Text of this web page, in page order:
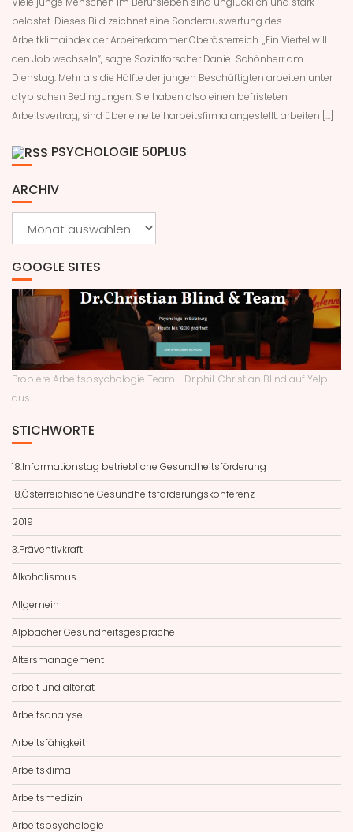
belastet. Dieses Bild zeichnet eine Sonderauswertung des
Arbeitklimaindex der Arbeiterkammer Oberösterreich. „Ein Viertel will
den Job wechseln“, sagte Sozialforscher Daniel Schönherr am
Dienstag. Mehr als die Hälfte der jungen Beschäftigten arbeiten unter
atypischen Bedingungen. Sie haben also einen befristeten
Arbeitsvertrag, sind über eine Leiharbeitsfirma angestellt, arbeiten […]
PSYCHOLOGIE 50PLUS
ARCHIV
GOOGLE SITES
Probiere Arbeitspsychologie Team - Dr.phil. Christian Blind auf Yelp
aus
STICHWORTE
18.Informationstag betriebliche Gesundheitsförderung
18.Österreichische Gesundheitsförderungskonferenz
2019
3.Präventivkraft
Alkoholismus
Allgemein
Alpbacher Gesundheitsgespräche
Altersmanagement
arbeit und alter.at
Arbeitsanalyse
Arbeitsfähigkeit
Arbeitsklima
Arbeitsmedizin
Arbeitspsychologie